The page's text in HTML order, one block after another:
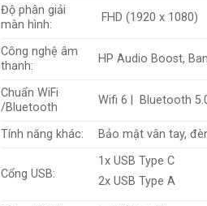
Độ phân giải
màn hình:
FHD (1920 x 1080)
Công nghệ âm
thanh:
HP Audio Boost,
Chuẩn WiFi
/Bluetooth
Wifi 6 | Bluetooth
Tính năng khác: Bảo mật vân tay,
Cổng USB:
1x USB Type C
2x USB Type A